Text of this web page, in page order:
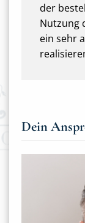
der
Nutzung
ein sehr
Dein